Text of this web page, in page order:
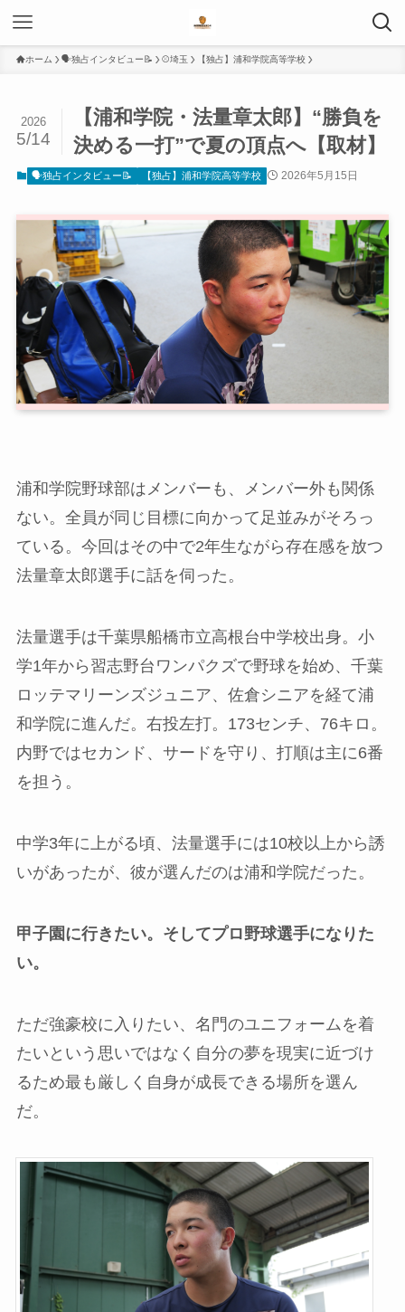
ホーム 🗣️独占インタビュー📝 ⚾️埼玉 【独占】浦和学院高等学校
【浦和学院・法量章太郎】“勝負を
決める一打”で夏の頂点へ【取材】
2026
5/14
🗣️独占インタビュー📝 【独占】浦和学院高等学校 2026年5月15日
浦和学院野球部はメンバーも、メンバー外も関係
ない。全員が同じ目標に向かって足並みがそろっ
ている。今回はその中で2年生ながら存在感を放つ
法量章太郎選手に話を伺った。
法量選手は千葉県船橋市立高根台中学校出身。小
学1年から習志野台ワンパクズで野球を始め、千葉
ロッテマリーンズジュニア、佐倉シニアを経て浦
和学院に進んだ。右投左打。173センチ、76キロ。
内野ではセカンド、サードを守り、打順は主に6番
を担う。
中学3年に上がる頃、法量選手には10校以上から誘
いがあったが、彼が選んだのは浦和学院だった。
甲子園に行きたい。そしてプロ野球選手になりた
い。
ただ強豪校に入りたい、名門のユニフォームを着
たいという思いではなく自分の夢を現実に近づけ
るため最も厳しく自身が成長できる場所を選ん
だ。